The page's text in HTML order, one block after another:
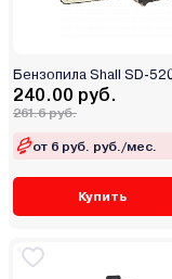
Бензопила Shall SD-
240.00 руб.
261.6 руб.
от 6 руб. руб./мес.
Купить